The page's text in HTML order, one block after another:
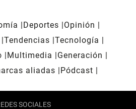
Deportes
Opinión
Tendencias Tecnología
Multimedia
Generación
aliadas
Pódcast
SOCIALES